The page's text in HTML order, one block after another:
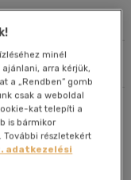
minél
arra kérjük,
a „Rendben” gomb
csak a weboldal
kat telepíti a
is bármikor
részletekért
adatkezelési